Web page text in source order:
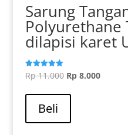
Sarung
Polyurethane
dilapisi karet
Dinilai
5.00
Rp11.000 Harga
Rp8.000Harga
Beli